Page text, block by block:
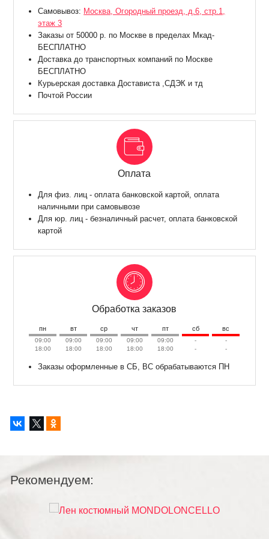
Самовывоз: Москва, Огородный проезд, д.6, стр.1,
этаж 3
Заказы от 50000 р. по Москве в пределах Мкад-
БЕСПЛАТНО
Доставка до транспортных компаний по Москве
БЕСПЛАТНО
Курьерская доставка Достависта ,СДЭК и тд
Почтой России
Оплата
Для физ. лиц - оплата банковской картой, оплата
наличными при самовывозе
Для юр. лиц - безналичный расчет, оплата банковской
картой
Обработка заказов
пн вт ср чт пт сб вс
09:00
18:00
09:00
18:00
09:00
18:00
09:00
18:00
09:00
18:00
-
-
-
-
Заказы оформленные в СБ, ВС обрабатываются ПН
Рекомендуем: